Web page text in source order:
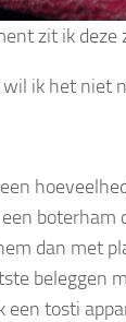
zit ik deze
ik het niet
boterham
dan met
beleggen
een tosti